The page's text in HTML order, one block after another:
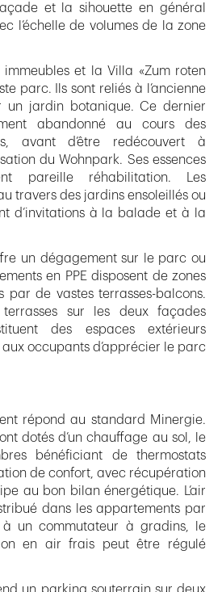
et la sihouette en général
l’échelle de volumes de la zone
immeubles et la Villa «Zum roten
parc. Ils sont reliés à l’ancienne
un jardin botanique. Ce dernier
abandonné au cours des
avant d’être redécouvert à
du Wohnpark. Ses essences
pareille réhabilitation. Les
travers des jardins ensoleillés ou
d’invitations à la balade et à la
un dégagement sur le parc ou
en PPE disposent de zones
par de vastes terrasses-balcons.
sur les deux façades
des espaces extérieurs
occupants d’apprécier le parc
répond au standard Minergie.
dotés d’un chauffage au sol, le
bénéficiant de thermostats
de confort, avec récupération
au bon bilan énergétique. L’air
dans les appartements par
à un commutateur à gradins, le
en air frais peut être régulé
un parking souterrain sur deux